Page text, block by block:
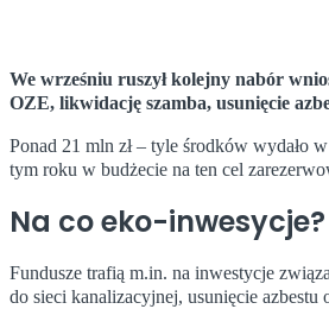
We wrześniu ruszył kolejny nabór
OZE, likwidację szamba, usunięcie
Ponad 21 mln zł – tyle środków wydało
tym roku w budżecie na ten cel
Na co eko-inwesycje?
Fundusze trafią m.in. na inwestycje
do sieci kanalizacyjnej, usunięcie